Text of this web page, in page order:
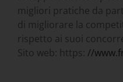
migliori pratiche da
di migliorare la
rispetto ai suoi
Sito web: https: //